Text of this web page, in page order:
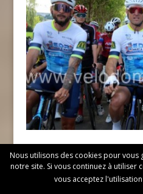
Nous utilisons des cookies pour
notre site. Si vous continuez à utiliser
vous acceptez